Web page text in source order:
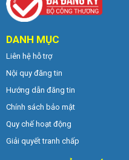
DANH MỤC
Liên hệ hỗ trợ
Nội quy đăng tin
Hướng dẫn đăng tin
Chính sách bảo mật
Quy chế hoạt động
Giải quyết tranh chấp